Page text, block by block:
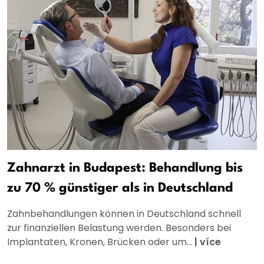
Zahnarzt in Budapest: Behandlung bis
zu 70 % günstiger als in Deutschland
Zahnbehandlungen können in Deutschland schnell
zur finanziellen Belastung werden. Besonders bei
Implantaten, Kronen, Brücken oder um... | více